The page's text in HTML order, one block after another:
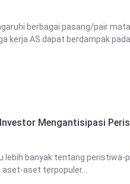
berbagai pasang/pair
kerja AS dapat berdampak pada
Mengantisipasi
lebih banyak tentang peristiwa-
aset terpopuler...